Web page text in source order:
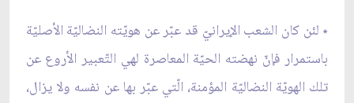
٭ لئن كان الشعب الإيرانيّ قد عبّر عن هويّته النضاليّة الأصليّة
باستمرار فإنّ نهضته الحيّة المعاصرة لهي التّعبير الأروع عن
تلك الهويّة النضاليّة المؤمنة، الّتي عبّر بها عن نفسه ولا يزال،